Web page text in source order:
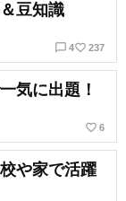
豆知識
chat_bubble_outline 4favorite_border 237
気に出題！
favorite_border 6
や家で活躍